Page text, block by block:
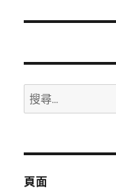
文
搜
尋
鍵
頁面